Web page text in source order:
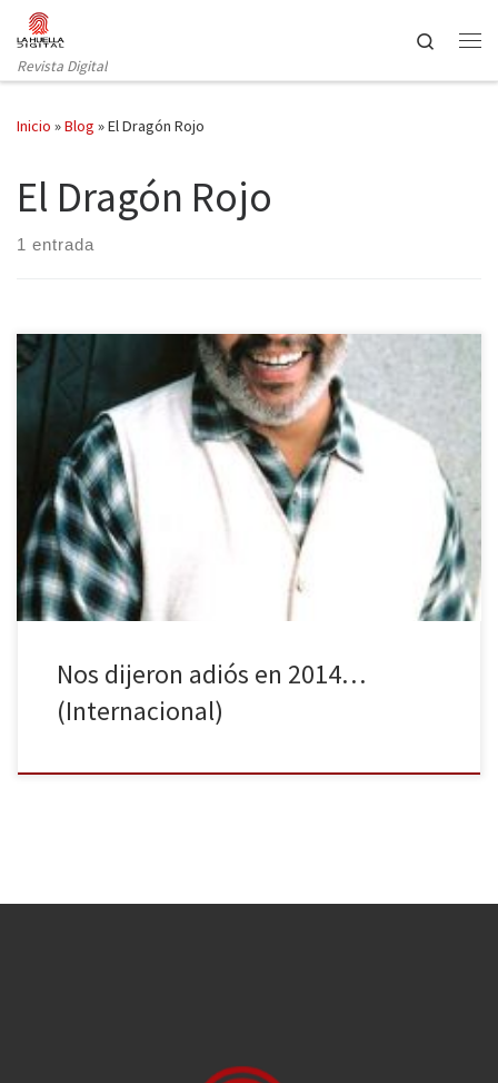
Saltar al contenido
Revista Digital
Search
Inicio »Blog »El Dragón Rojo
El Dragón Rojo
1 entrada
Como bien sabéis, hace unos días hacíamos un balance a los
personajes televisivos que habían fallecido en 2014 a nivel
nacional, así que hoy es el turno de hacer un repaso a los actores
famosos en el ámbito internacional que nos han dejado en el
último año, conocidos tanto en la […]
Nos dijeron adiós en 2014…
(Internacional)